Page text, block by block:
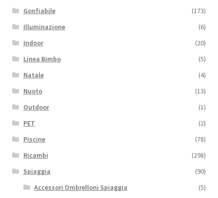
Gonfiabile
(173)
Illuminazione
(6)
Indoor
(20)
Linea Bimbo
(5)
Natale
(4)
Nuoto
(13)
Outdoor
(1)
PET
(2)
Piscine
(78)
Ricambi
(298)
Spiaggia
(90)
Accessori Ombrelloni Spiaggia
(5)